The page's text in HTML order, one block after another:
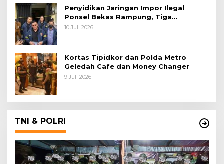
Penyidikan Jaringan Impor Ilegal
Ponsel Bekas Rampung, Tiga
Tersangka Sudah P-21 dan Satu Buron
10 Juli 2026
Kortas Tipidkor dan Polda Metro
Geledah Cafe dan Money Changer
9 Juli 2026
TNI & POLRI